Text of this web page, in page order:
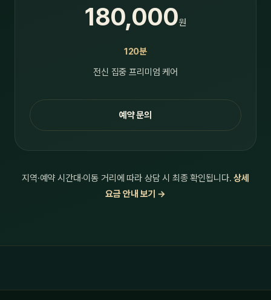
180,000원
120분
전신 집중 프리미엄 케어
예약 문의
지역·예약 시간대·이동 거리에 따라 상담 시 최종 확인됩니다.상세
요금 안내 보기 →